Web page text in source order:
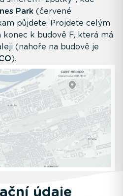
Park (červené
půjdete. Projdete celým
konec k budově F, která má
(nahoře na budově je
).
údaje